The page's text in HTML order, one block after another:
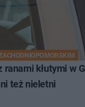
ranami kłutymi w
też nieletni